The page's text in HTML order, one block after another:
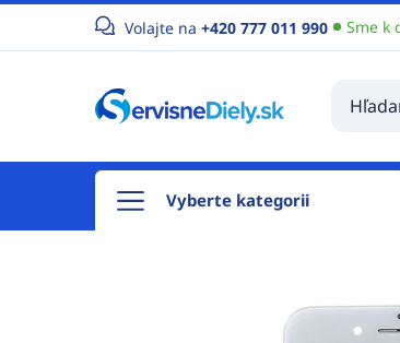
Volajte na +420 777 011 990 Sme k
Vyberte kategorii